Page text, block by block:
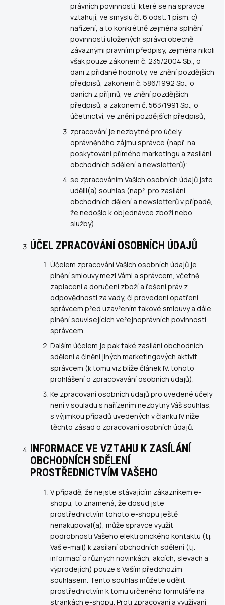
právních povinností, které se na správce
vztahují, ve smyslu čl. 6 odst. 1 písm. c)
nařízení, a to konkrétně zejména splnění
povinností uložených správci obecně
závaznými právními předpisy, zejména nikoli
však pouze zákonem č. 235/2004 Sb., o
dani z přidané hodnoty, ve znění pozdějších
předpisů, zákonem č. 586/1992 Sb., o
daních z příjmů, ve znění pozdějších
předpisů, a zákonem č. 563/1991 Sb., o
účetnictví, ve znění pozdějších předpisů;
zpracování je nezbytné pro účely
oprávněného zájmu správce (např. na
poskytování přímého marketingu a zasílání
obchodních sdělení a newsletterů);
se zpracováním Vašich osobních údajů jste
udělil(a) souhlas (např. pro zasílání
obchodních dělení a newsletterů v případě,
že nedošlo k objednávce zboží nebo
služby).
ÚČEL ZPRACOVÁNÍ OSOBNÍCH ÚDAJŮ
Účelem zpracování Vašich osobních údajů je
plnění smlouvy mezi Vámi a správcem, včetně
zaplacení a doručení zboží a řešení práv z
odpovědnosti za vady, či provedení opatření
správcem před uzavřením takové smlouvy a dále
plnění souvisejících veřejnoprávních povinností
správcem.
Dalším účelem je pak také zasílání obchodních
sdělení a činění jiných marketingových aktivit
správcem (k tomu viz blíže článek IV. tohoto
prohlášení o zpracovávání osobních údajů).
Ke zpracování osobních údajů pro uvedené účely
není v souladu s nařízením nezbytný Váš souhlas,
s výjimkou případů uvedených v článku IV níže
těchto zásad o zpracování osobních údajů.
INFORMACE VE VZTAHU K ZASÍLÁNÍ
OBCHODNÍCH SDĚLENÍ
PROSTŘEDNICTVÍM VAŠEHO
V případě, že nejste stávajícím zákazníkem e-
shopu, to znamená, že dosud jste
prostřednictvím tohoto e-shopu ještě
nenakupoval(a), může správce využít
podrobnosti Vašeho elektronického kontaktu (tj.
Váš e-mail) k zasílání obchodních sdělení (tj.
informací o různých novinkách, akcích, slevách a
výprodejích) pouze s Vaším předchozím
souhlasem. Tento souhlas můžete udělit
prostřednictvím k tomu určeného formuláře na
stránkách e-shopu. Proti zpracování a využívaní